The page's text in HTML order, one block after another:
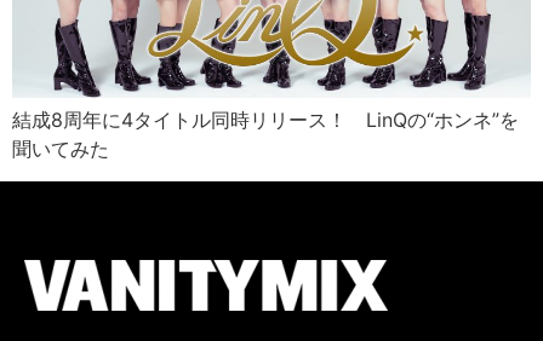
結成8周年に4タイトル同時リリース！ LinQの“ホンネ”を
聞いてみた